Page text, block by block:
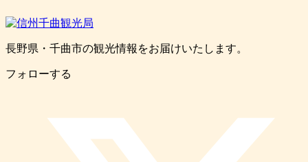
長野県・千曲市の観光情報をお届けいたします。
フォローする